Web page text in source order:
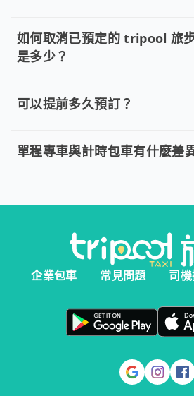
如何取消已預定的 tripool 旅
是多少？
可以提前多久預訂？
單程專車與計時包車有什麼差
企業包車 常見問題 司